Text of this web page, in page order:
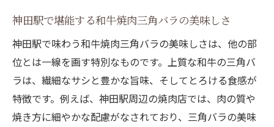
神田駅で堪能する和牛焼肉三角バラの美味しさ
神田駅で味わう和牛焼肉三角バラの美味しさは、他の部
位とは一線を画す特別なものです。上質な和牛の三角バ
ラは、繊細なサシと豊かな旨味、そしてとろける食感が
特徴です。例えば、神田駅周辺の焼肉店では、肉の質や
焼き方に細やかな配慮がなされており、三角バラの美味